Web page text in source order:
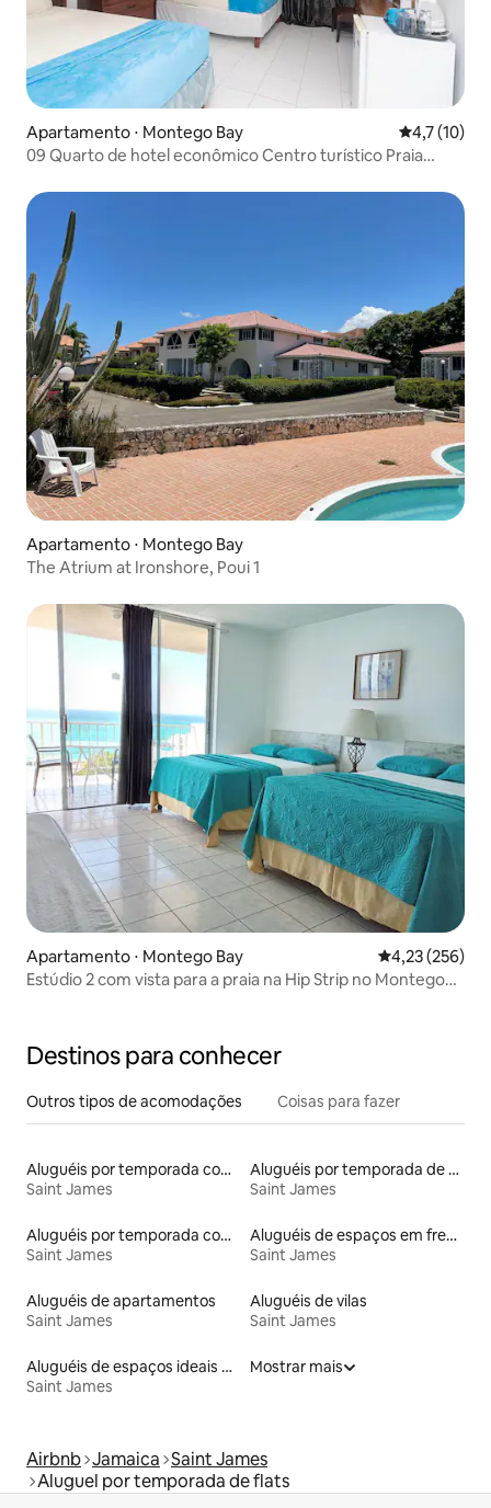
Apartamento ⋅ Montego Bay 4,7 de uma
4,7 (10)
09 Quarto de hotel econômico Centro turístico Praia
Apartamento ⋅ Montego Bay
The Atrium at Ironshore, Poui 1
Apartamento ⋅ Montego Bay 4,23 de uma
4,23 (256)
Estúdio 2 com vista para a praia na Hip Strip no Montego
Destinos para conhecer
Outros tipos de acomodações Coisas para fazer
Aluguéis por temporada com suítes privativas
Saint James
Aluguéis por temporada de acomodações de luxo
Saint James
Aluguéis por temporada com acesso ao lago
Saint James
Aluguéis de espaços em frente à praia
Saint James
Aluguéis de apartamentos
Saint James
Aluguéis de vilas
Saint James
Aluguéis de espaços ideais para famílias
Saint James
Mostrar mais
Airbnb Jamaica Saint James
Aluguel por temporada de flats